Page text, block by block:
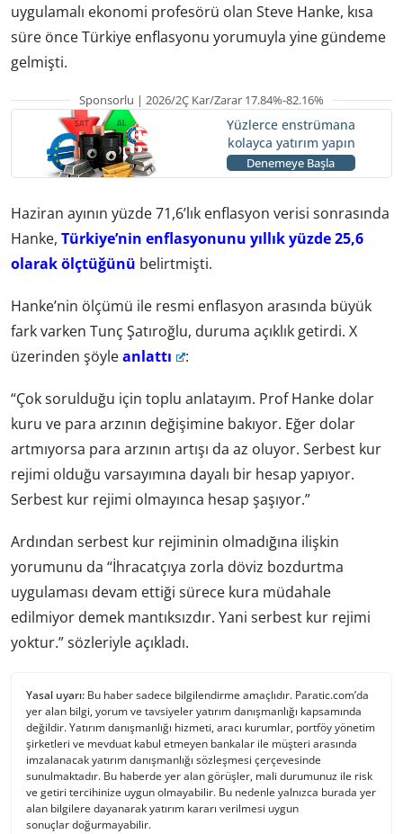
uygulamalı ekonomi profesörü olan Steve Hanke, kısa
süre önce Türkiye enflasyonu yorumuyla yine gündeme
gelmişti.
Sponsorlu | 2026/2Ç Kar/Zarar 17.84%-82.16%
Yüzlerce enstrümana
kolayca yatırım yapın
Denemeye Başla
Haziran ayının yüzde 71,6’lık enflasyon verisi sonrasında
Hanke, Türkiye’nin enflasyonunu yıllık yüzde 25,6
olarak ölçtüğünü belirtmişti.
Hanke’nin ölçümü ile resmi enflasyon arasında büyük
fark varken Tunç Şatıroğlu, duruma açıklık getirdi. X
üzerinden şöyleanlattı :
“Çok sorulduğu için toplu anlatayım. Prof Hanke dolar
kuru ve para arzının değişimine bakıyor. Eğer dolar
artmıyorsa para arzının artışı da az oluyor. Serbest kur
rejimi olduğu varsayımına dayalı bir hesap yapıyor.
Serbest kur rejimi olmayınca hesap şaşıyor.”
Ardından serbest kur rejiminin olmadığına ilişkin
yorumunu da “İhracatçıya zorla döviz bozdurtma
uygulaması devam ettiği sürece kura müdahale
edilmiyor demek mantıksızdır. Yani serbest kur rejimi
yoktur.” sözleriyle açıkladı.
Yasal uyarı: Bu haber sadece bilgilendirme amaçlıdır. Paratic.com’da
yer alan bilgi, yorum ve tavsiyeler yatırım danışmanlığı kapsamında
değildir. Yatırım danışmanlığı hizmeti, aracı kurumlar, portföy yönetim
şirketleri ve mevduat kabul etmeyen bankalar ile müşteri arasında
imzalanacak yatırım danışmanlığı sözleşmesi çerçevesinde
sunulmaktadır. Bu haberde yer alan görüşler, mali durumunuz ile risk
ve getiri tercihinize uygun olmayabilir. Bu nedenle yalnızca burada yer
alan bilgilere dayanarak yatırım kararı verilmesi uygun
sonuçlar doğurmayabilir.